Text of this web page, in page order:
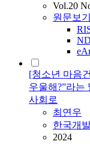
Vol.20
원문보기
[청소년 마음
우울해?”라는
사회로
최연우
한국개
2024